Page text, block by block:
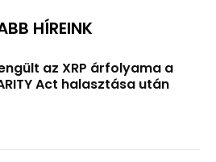
HÍREINK
az XRP árfolyama a
Act halasztása után